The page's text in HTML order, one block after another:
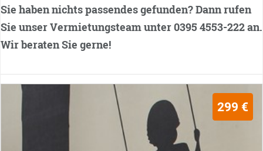
Sie haben nichts passendes gefunden? Dann rufen
Sie unser Vermietungsteam unter 0395 4553-222 an.
Wir beraten Sie gerne!
299 €